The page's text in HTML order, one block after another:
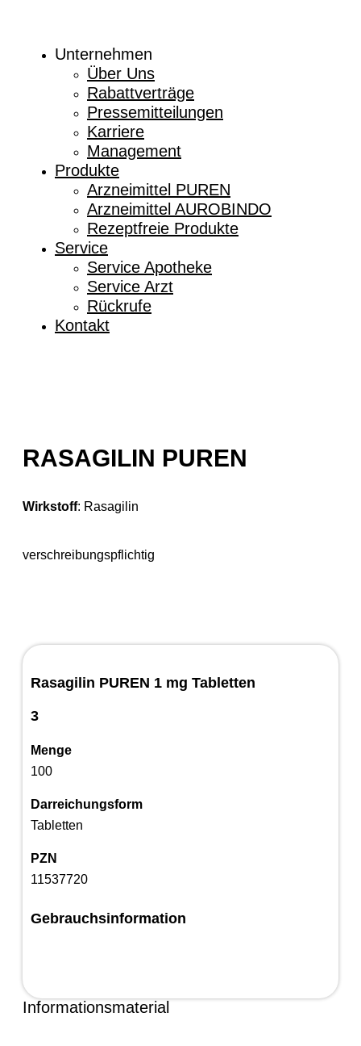
Unternehmen
Über Uns
Rabattverträge
Pressemitteilungen
Karriere
Management
Produkte
Arzneimittel PUREN
Arzneimittel AUROBINDO
Rezeptfreie Produkte
Service
Service Apotheke
Service Arzt
Rückrufe
Kontakt
RASAGILIN PUREN
Wirkstoff: Rasagilin
verschreibungspflichtig
Rasagilin PUREN 1 mg Tabletten
3
Menge
100
Darreichungsform
Tabletten
PZN
11537720
Gebrauchsinformation
Informationsmaterial